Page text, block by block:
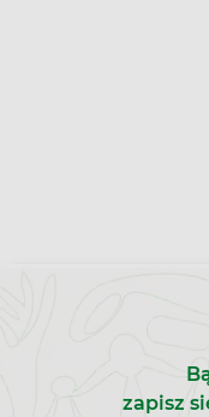
zapisz